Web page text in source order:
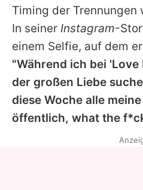
Utiq
Timing der
In seiner Instagram-
einem Selfie, auf dem
"Während ich bei 'Love
der großen Liebe
diese Woche alle
öffentlich, what the